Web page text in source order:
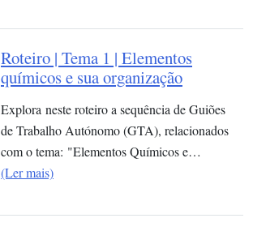
Roteiro | Tema 1 | Elementos
químicos e sua organização​
Explora neste roteiro a sequência de Guiões
de Trabalho Autónomo (GTA), relacionados
com o tema: "Elementos Químicos e…
(Ler mais)